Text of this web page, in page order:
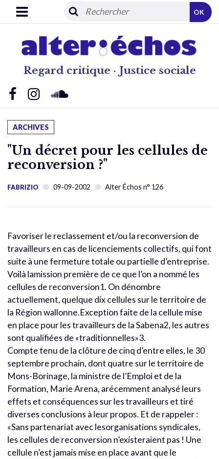
Regard critique · Justice sociale
OK
ARCHIVES
"Un décret pour les cellules de
reconversion ?"
FABRIZIO 09-09-2002 Alter Échos n° 126
Favoriser le reclassement et/ou la reconversion de
travailleurs en cas de licenciements collectifs, qui font
suite à une fermeture totale ou partielle d’entreprise.
Voilà lamission première de ce que l’on a nommé les
cellules de reconversion1. On dénombre
actuellement, quelque dix cellules sur le territoire de
la Région wallonne.Exception faite de la cellule mise
en place pour les travailleurs de la Sabena2, les autres
sont qualifiées de «traditionnelles»3.
Compte tenu de la clôture de cinq d’entre elles, le 30
septembre prochain, dont quatre sur le territoire de
Mons-Borinage, la ministre de l’Emploi et de la
Formation, Marie Arena, arécemment analysé leurs
effets et conséquences sur les travailleurs et tiré
diverses conclusions à leur propos. Et de rappeler :
«Sans partenariat avec lesorganisations syndicales,
les cellules de reconversion n’existeraient pas ! Une
cellule n’est jamais mise en place avant que le